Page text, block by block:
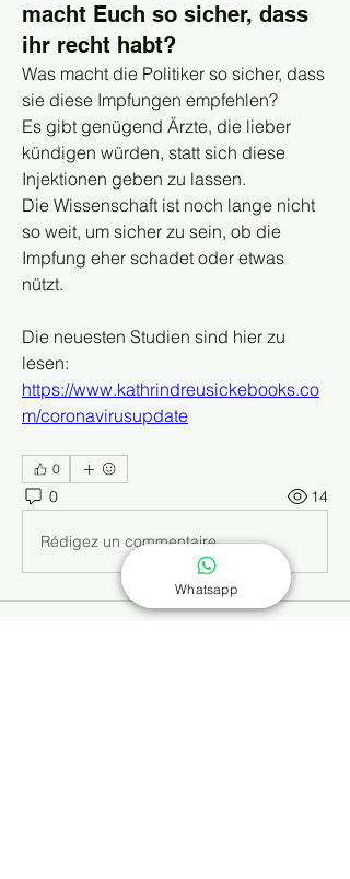
macht Euch so sicher, dass
ihr recht habt?
Was macht die Politiker so sicher, dass
sie diese Impfungen empfehlen?
Es gibt genügend Ärzte, die lieber
kündigen würden, statt sich diese
Injektionen geben zu lassen.
Die Wissenschaft ist noch lange nicht
so weit, um sicher zu sein, ob die
Impfung eher schadet oder etwas
nützt.
Die neuesten Studien sind hier zu
lesen:
https://www.kathrindreusickebooks.co
m/coronavirusupdate
0
0 14
Rédigez un commentaire...
Whatsapp